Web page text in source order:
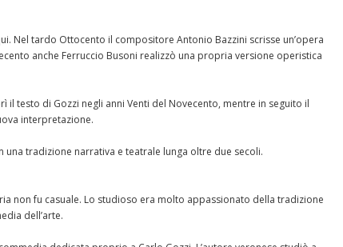
Nel tardo Ottocento il compositore Antonio Bazzini scrisse un’opera
anche Ferruccio Busoni realizzò una propria versione operistica
il testo di Gozzi negli anni Venti del Novecento, mentre in seguito il
interpretazione.
una tradizione narrativa e teatrale lunga oltre due secoli.
non fu casuale. Lo studioso era molto appassionato della tradizione
dell’arte.